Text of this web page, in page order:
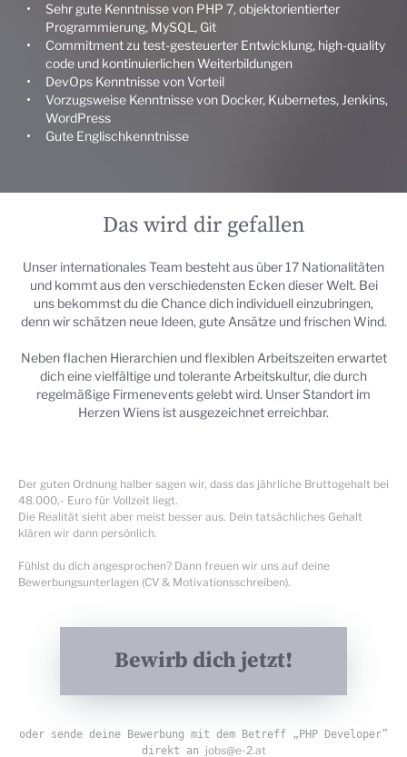
Sehr gute Kenntnisse von PHP 7, objektorientierter
Programmierung, MySQL, Git
Commitment zu test-gesteuerter Entwicklung, high-quality
code und kontinuierlichen Weiterbildungen
DevOps Kenntnisse von Vorteil
Vorzugsweise Kenntnisse von Docker, Kubernetes, Jenkins,
WordPress
Gute Englischkenntnisse
Das wird dir gefallen
Unser internationales Team besteht aus über 17 Nationalitäten
und kommt aus den verschiedensten Ecken dieser Welt. Bei
uns bekommst du die Chance dich individuell einzubringen,
denn wir schätzen neue Ideen, gute Ansätze und frischen Wind.
Neben flachen Hierarchien und flexiblen Arbeitszeiten erwartet
dich eine vielfältige und tolerante Arbeitskultur, die durch
regelmäßige Firmenevents gelebt wird. Unser Standort im
Herzen Wiens ist ausgezeichnet erreichbar.
Der guten Ordnung halber sagen wir, dass das jährliche Bruttogehalt bei
48.000,- Euro für Vollzeit liegt.
Die Realität sieht aber meist besser aus. Dein tatsächliches Gehalt
klären wir dann persönlich.
Fühlst du dich angesprochen? Dann freuen wir uns auf deine
Bewerbungsunterlagen (CV & Motivationsschreiben).
Bewirb dich jetzt!
oder sende deine Bewerbung mit dem Betreff „PHP Developer”
direkt an
jobs@e-2.at